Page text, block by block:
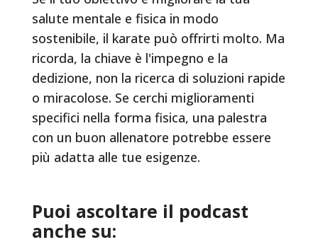
salute mentale e fisica in modo
sostenibile, il karate può offrirti molto. Ma
ricorda, la chiave è l'impegno e la
dedizione, non la ricerca di soluzioni rapide
o miracolose. Se cerchi miglioramenti
specifici nella forma fisica, una palestra
con un buon allenatore potrebbe essere
più adatta alle tue esigenze.
Puoi ascoltare il podcast
anche su: